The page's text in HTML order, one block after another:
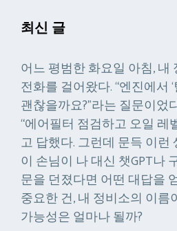
최신 글
어느 평범한 화요일 아침, 내
전화를 걸어왔다. “엔진에서
괜찮을까요?”라는 질문이었
“에어필터 점검하고 오일 레
고 답했다. 그런데 문득 이런
이 손님이 나 대신 챗GPT나
문을 던졌다면 어떤 대답을
중요한 건, 내 정비소의 이름
가능성은 얼마나 될까?